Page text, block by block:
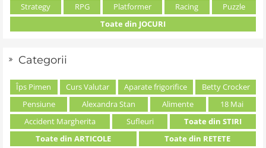
Strategy
RPG Platformer Racing
Puzzle
Toate din JOCURI
Categorii
Îps Pimen Curs Valutar Aparate frigorifice
Betty Crocker
Pensiune
Alexandra Stan Alimente
18 Mai
Accident Margherita
Sufleuri
Toate din STIRI
Toate din ARTICOLE
Toate din RETETE